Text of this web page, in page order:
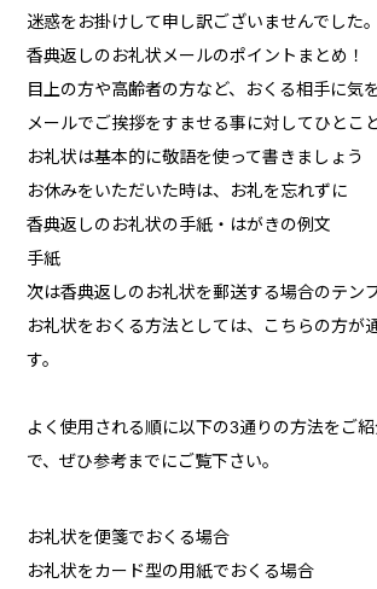
迷惑をお掛けして申し訳ございませんでした。
香典返しのお礼状メールのポイントまとめ！
目上の方や高齢者の方など、おくる相手に気
メールでご挨拶をすませる事に対してひとこ
お礼状は基本的に敬語を使って書きましょう
お休みをいただいた時は、お礼を忘れずに
香典返しのお礼状の手紙・はがきの例文
手紙
次は香典返しのお礼状を郵送する場合のテン
お礼状をおくる方法としては、こちらの方が
す。
よく使用される順に以下の3通りの方法をご
で、ぜひ参考までにご覧下さい。
お礼状を便箋でおくる場合
お礼状をカード型の用紙でおくる場合